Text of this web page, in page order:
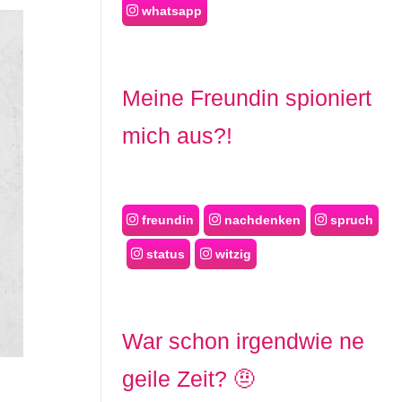
whatsapp
Meine Freundin spioniert
mich aus?!
freundin nachdenken spruch
status witzig
War schon irgendwie ne
geile Zeit? 🤨